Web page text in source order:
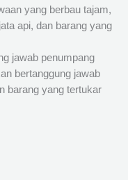
yang berbau tajam,
api, dan barang yang
jawab penumpang
bertanggung jawab
barang yang tertukar